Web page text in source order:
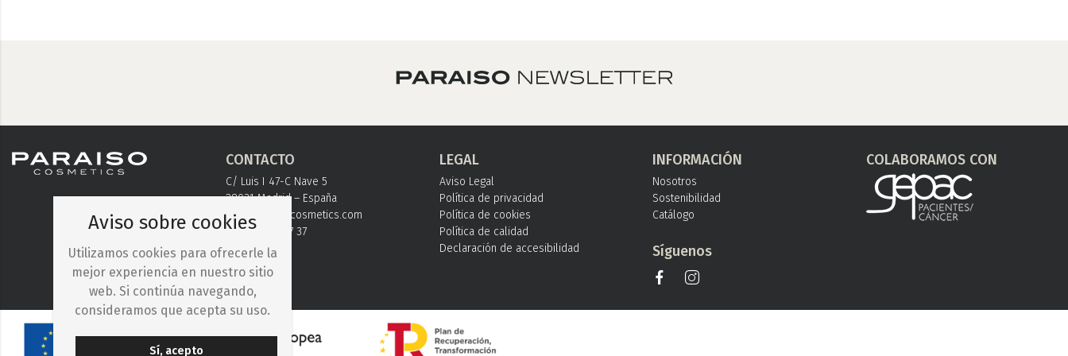
CONTACTO
C/ Luis I 47-C Nave 5
28031 Madrid – España
info@paraisocosmetics.com
+ 34 91 778 37 37
LEGAL
Aviso Legal
Política de privacidad
Política de cookies
Política de calidad
Declaración de accesibilidad
INFORMACIÓN
Nosotros
Sostenibilidad
Catálogo
Síguenos
COLABORAMOS CON
Aviso sobre cookies
Utilizamos cookies para ofrecerle la
mejor experiencia en nuestro sitio
web. Si continúa navegando,
consideramos que acepta su uso.
Sí, acepto